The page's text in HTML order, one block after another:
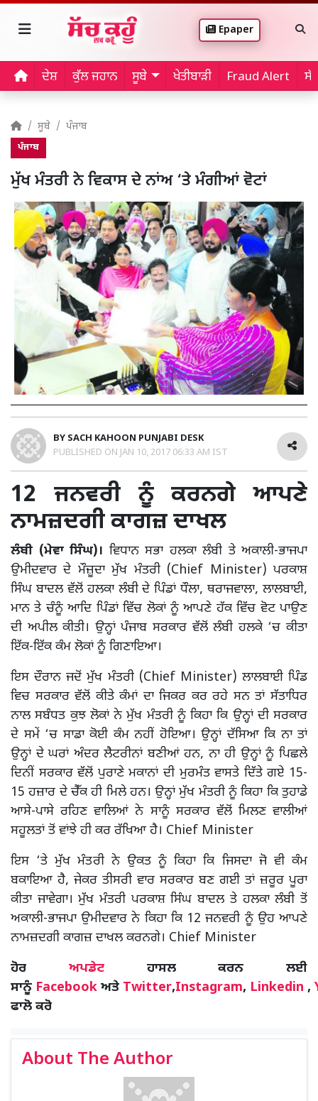
Epaper
ਦੇਸ਼ ਕੁੱਲ ਜਹਾਨ ਸੂਬੇ ਖੇਤੀਬਾੜੀ Fraud Alert
ਸੂਬੇ ਪੰਜਾਬ
ਪੰਜਾਬ
ਮੁੱਖ ਮੰਤਰੀ ਨੇ ਵਿਕਾਸ ਦੇ ਨਾਂਅ ‘ਤੇ ਮੰਗੀਆਂ ਵੋਟਾਂ
BY SACH KAHOON PUNJABI DESK
PUBLISHED ON JAN 10, 2017 06:33 AM IST
12 ਜਨਵਰੀ ਨੂੰ ਕਰਨਗੇ ਆਪਣੇ
ਨਾਮਜ਼ਦਗੀ ਕਾਗਜ਼ ਦਾਖਲ
ਲੰਬੀ (ਮੇਵਾ ਸਿੰਘ)। ਵਿਧਾਨ ਸਭਾ ਹਲਕਾ ਲੰਬੀ ਤੇ ਅਕਾਲੀ-ਭਾਜਪਾ
ਉਮੀਦਵਾਰ ਦੇ ਮੌਜ਼ੂਦਾ ਮੁੱਖ ਮੰਤਰੀ (Chief Minister) ਪਰਕਾਸ਼
ਸਿੰਘ ਬਾਦਲ ਵੱਲੋਂ ਹਲਕਾ ਲੰਬੀ ਦੇ ਪਿੰਡਾਂ ਧੌਲਾ, ਥਰਾਜਵਾਲਾ, ਲਾਲਬਾਈ,
ਮਾਨ ਤੇ ਚੰਨੂੰ ਆਦਿ ਪਿੰਡਾਂ ਵਿੱਚ ਲੋਕਾਂ ਨੂੰ ਆਪਣੇ ਹੱਕ ਵਿੱਚ ਵੋਟ ਪਾਉਣ
ਦੀ ਅਪੀਲ ਕੀਤੀ। ਉਨ੍ਹਾਂ ਪੰਜਾਬ ਸਰਕਾਰ ਵੱਲੋਂ ਲੰਬੀ ਹਲਕੇ ‘ਚ ਕੀਤਾ
ਇੱਕ-ਇੱਕ ਕੰਮ ਲੋਕਾਂ ਨੂੰ ਗਿਣਾਇਆ।
ਇਸ ਦੌਰਾਨ ਜਦੋਂ ਮੁੱਖ ਮੰਤਰੀ (Chief Minister) ਲਾਲਬਾਈ ਪਿੰਡ
ਵਿਚ ਸਰਕਾਰ ਵੱਲੋਂ ਕੀਤੇ ਕੰਮਾਂ ਦਾ ਜਿਕਰ ਕਰ ਰਹੇ ਸਨ ਤਾਂ ਸੱਤਾਧਿਰ
ਨਾਲ ਸਬੰਧਤ ਕੁਝ ਲੋਕਾਂ ਨੇ ਮੁੱਖ ਮੰਤਰੀ ਨੂੰ ਕਿਹਾ ਕਿ ਉਨ੍ਹਾਂ ਦੀ ਸਰਕਾਰ
ਦੇ ਸਮੇਂ ‘ਚ ਸਾਡਾ ਕੋਈ ਕੰਮ ਨਹੀਂ ਹੋਇਆ। ਉਨ੍ਹਾਂ ਦੱਸਿਆ ਕਿ ਨਾ ਤਾਂ
ਉਨ੍ਹਾਂ ਦੇ ਘਰਾਂ ਅੰਦਰ ਲੈਟਰੀਨਾਂ ਬਣੀਆਂ ਹਨ, ਨਾ ਹੀ ਉਨ੍ਹਾਂ ਨੂੰ ਪਿਛਲੇ
ਦਿਨੀਂ ਸਰਕਾਰ ਵੱਲੋਂ ਪੁਰਾਣੇ ਮਕਾਨਾਂ ਦੀ ਮੁਰਮੰਤ ਵਾਸਤੇ ਦਿੱਤੇ ਗਏ 15-
15 ਹਜ਼ਾਰ ਦੇ ਚੈੱਕ ਹੀ ਮਿਲੇ ਹਨ। ਉਨ੍ਹਾਂ ਮੁੱਖ ਮੰਤਰੀ ਨੂੰ ਕਿਹਾ ਕਿ ਤੁਹਾਡੇ
ਆਸੇ-ਪਾਸੇ ਰਹਿਣ ਵਾਲਿਆਂ ਨੇ ਸਾਨੂੰ ਸਰਕਾਰ ਵੱਲੋਂ ਮਿਲਣ ਵਾਲੀਆਂ
ਸਹੂਲਤਾਂ ਤੋਂ ਵਾਂਝੇ ਹੀ ਕਰ ਰੱਖਿਆ ਹੈ। Chief Minister
ਇਸ ‘ਤੇ ਮੁੱਖ ਮੰਤਰੀ ਨੇ ਉਕਤ ਨੂੰ ਕਿਹਾ ਕਿ ਜਿਸਦਾ ਜੋ ਵੀ ਕੰਮ
ਬਕਾਇਆ ਹੈ, ਜੇਕਰ ਤੀਸਰੀ ਵਾਰ ਸਰਕਾਰ ਬਣ ਗਈ ਤਾਂ ਜ਼ਰੂਰ ਪੂਰਾ
ਕੀਤਾ ਜਾਵੇਗਾ। ਮੁੱਖ ਮੰਤਰੀ ਪਰਕਾਸ਼ ਸਿੰਘ ਬਾਦਲ ਤੇ ਹਲਕਾ ਲੰਬੀ ਤੋਂ
ਅਕਾਲੀ-ਭਾਜਪਾ ਉਮੀਦਵਾਰ ਨੇ ਕਿਹਾ ਕਿ 12 ਜਨਵਰੀ ਨੂੰ ਉਹ ਆਪਣੇ
ਨਾਮਜ਼ਦਗੀ ਕਾਗਜ਼ ਦਾਖਲ ਕਰਨਗੇ। Chief Minister
ਹੋਰ ਅਪਡੇਟਹਾਸਲ ਕਰਨ ਲਈ
ਸਾਨੂੰ Facebook ਅਤੇ Twitter,Instagram, Linkedin ,
ਫਾਲੋ ਕਰੋ
About The Author